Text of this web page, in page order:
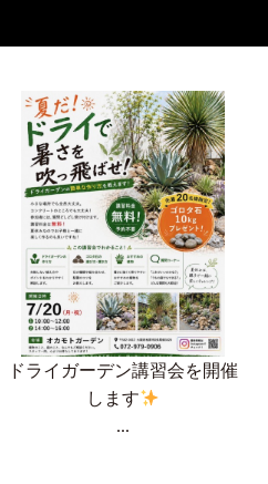
ドライガーデン講習会を開催
します
...